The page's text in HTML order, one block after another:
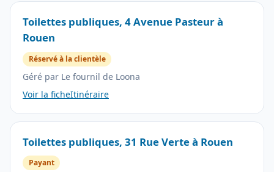
Toilettes publiques, 4 Avenue Pasteur à
Rouen
Réservé à la clientèle
Géré par Le fournil de Loona
Voir la ficheItinéraire
Toilettes publiques, 31 Rue Verte à Rouen
Payant